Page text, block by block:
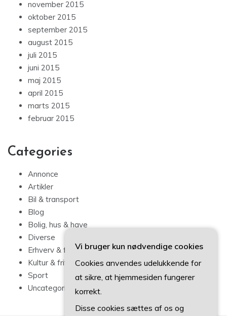
november 2015
oktober 2015
september 2015
august 2015
juli 2015
juni 2015
maj 2015
april 2015
marts 2015
februar 2015
Categories
Annonce
Artikler
Bil & transport
Blog
Bolig, hus & have
Diverse
Erhverv & forbrug
Kultur & fritid
Sport
Uncategorized
Vi bruger kun nødvendige cookies
Cookies anvendes udelukkende for
at sikre, at hjemmesiden fungerer
korrekt.
Disse cookies sættes af os og